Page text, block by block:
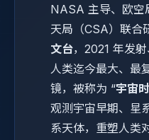
NASA 主导、欧空
天局（CSA）联合
文台，2021 年发
人类迄今最大、最
镜，被称为 “宇宙
观测宇宙早期、星
系天体，重塑人类